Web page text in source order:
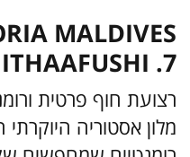
MALDIVES
ITHAAFUSHI .7, האיים המלדיביים
רצועת חוף פרטית
מלון אסטוריה